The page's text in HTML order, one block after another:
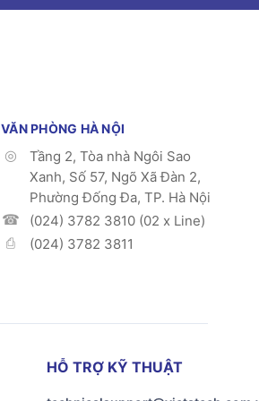
VĂN PHÒNG HÀ NỘI
Tầng 2, Tòa nhà Ngôi Sao
Xanh, Số 57, Ngõ Xã Đàn 2,
Phường Đống Đa, TP. Hà Nội
(024) 3782 3810 (02 x Line)
(024) 3782 3811
HỖ TRỢ KỸ THUẬT